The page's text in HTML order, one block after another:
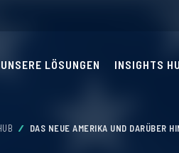
UNSERE LÖSUNGEN INSIGHTS
DAS NEUE AMERIKA UND DARÜBER